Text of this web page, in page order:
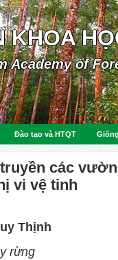
KHOA
Academy of
Đào tạo và HTQT
các
vi vệ tinh
Thịnh
rừng